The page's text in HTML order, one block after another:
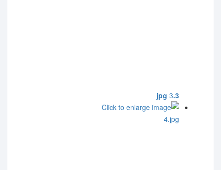
3.jpg
3